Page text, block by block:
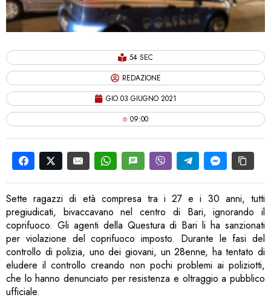
54 SEC
REDAZIONE
GIO 03 GIUGNO 2021
09:00
Sette ragazzi di età compresa tra i 27 e i 30 anni, tutti
pregiudicati, bivaccavano nel centro di Bari, ignorando il
coprifuoco. Gli agenti della Questura di Bari li ha sanzionati
per violazione del coprifuoco imposto. Durante le fasi del
controllo di polizia, uno dei giovani, un 28enne, ha tentato di
eludere il controllo creando non pochi problemi ai poliziotti,
che lo hanno denunciato per resistenza e oltraggio a pubblico
ufficiale.